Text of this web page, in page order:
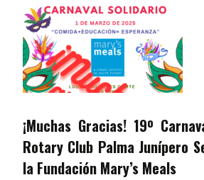
¡Muchas Gracias! 19º
Rotary Club Palma Junípero
la Fundación Mary’s Meals